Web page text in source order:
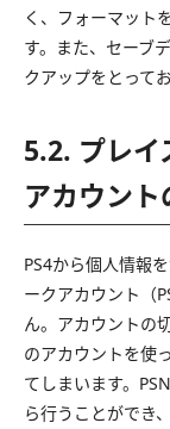
く、フォーマット
す。また、セーブ
クアップをとって
5.2. プレイ
アカウン
PS4から個人情報
ークアカウント（
ん。アカウントの
のアカウントを使
てしまいます。
ら行うことができ